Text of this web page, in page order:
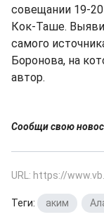
совещании 19-
Кок-Таше.
самого
Боронова, на
автор.
Сообщи свою
URL: https://
Теги: аким